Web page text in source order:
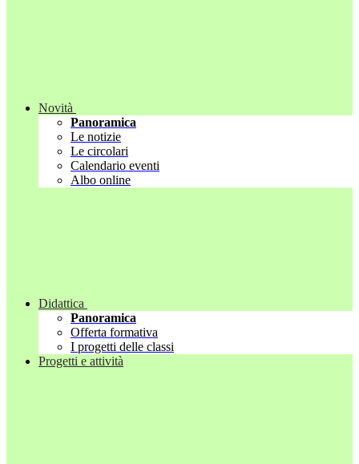
Novità
Panoramica
Le notizie
Le circolari
Calendario eventi
Albo online
Didattica
Panoramica
Offerta formativa
I progetti delle classi
Progetti e attività